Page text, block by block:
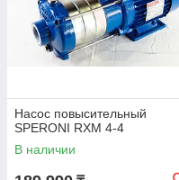
Насос повысительный
SPERONI RXM 4-4
В наличии